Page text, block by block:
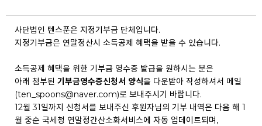
사단법인 텐스푼은 지정기부금 단체입니다.
지정기부금은 연말정산시 소득공제 혜택을 받을 수 있습니다.
소득공제 혜택을 위한 기부금 영수증 발급을 원하시는 분은
아래 첨부된 기부금영수증신청서 양식을 다운받아 작성하셔서 메일
(ten_spoons@naver.com)로 보내주시기 바랍니다.
12월 31일까지 신청서를 보내주신 후원자님의 기부 내역은 다음 해 1
월 중순 국세청 연말정간산소화서비스에 자동 업데이트되며,